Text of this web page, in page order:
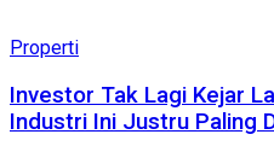
Properti
Investor Tak Lagi Kejar
Industri Ini Justru Paling